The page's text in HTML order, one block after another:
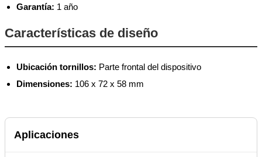
Garantía: 1 año
Características de diseño
Ubicación tornillos: Parte frontal del dispositivo
Dimensiones: 106 x 72 x 58 mm
Aplicaciones